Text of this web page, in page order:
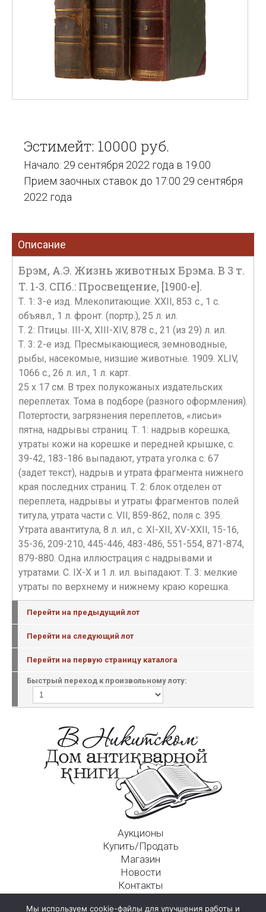
Эстимейт: 10000 руб.
Начало: 29 сентября 2022 года в 19:00
Прием заочных ставок до 17:00 29 сентября
2022 года
Описание
Брэм, А.Э. Жизнь животных Брэма. В 3 т.
Т. 1-3. СПб.: Просвещение, [1900-е].
Т. 1: 3-е изд. Млекопитающие. XХII, 853 с., 1 с.
объявл., 1 л. фронт. (портр.), 25 л. ил.
Т. 2: Птицы. III-X, XIII-XIV, 878 с., 21 (из 29) л. ил.
Т. 3: 2-е изд. Пресмыкающиеся, земноводные,
рыбы, насекомые, низшие животные. 1909. XLIV,
1066 с., 26 л. ил., 1 л. карт.
25 х 17 см. В трех полукожаных издательских
переплетах. Тома в подборе (разного оформления).
Потертости, загрязнения переплетов, «лисьи»
пятна, надрывы страниц. Т. 1: надрыв корешка,
утраты кожи на корешке и передней крышке, с.
39-42, 183-186 выпадают, утрата уголка с. 67
(задет текст), надрыв и утрата фрагмента нижнего
края последних страниц. Т. 2: блок отделен от
переплета, надрывы и утраты фрагментов полей
титула, утрата части с. VII, 859-862, поля с. 395.
Утрата авантитула, 8 л. ил., с. XI-XII, XV-XXII, 15-16,
35-36, 209-210, 445-446, 483-486, 551-554, 871-874,
879-880. Одна иллюстрация с надрывами и
утратами. С. IX-X и 1 л. ил. выпадают. Т. 3: мелкие
утраты по верхнему и нижнему краю корешка.
Перейти на предыдущий лот
Перейти на следующий лот
Перейти на первую страницу каталога
Быстрый переход к произвольному лоту:
Аукционы
Купить/Продать
Магазин
Новости
Контакты
Мы используем cookie-файлы для улучшения работы и